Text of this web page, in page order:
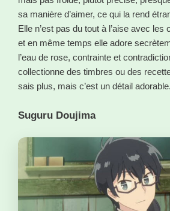
sa manière d’aimer, ce qui la rend
Elle n’est pas du tout à l’aise avec les
et en même temps elle adore
l’eau de rose, contrainte et
collectionne des timbres ou des
sais plus, mais c’est un détail adorable.
Suguru Doujima